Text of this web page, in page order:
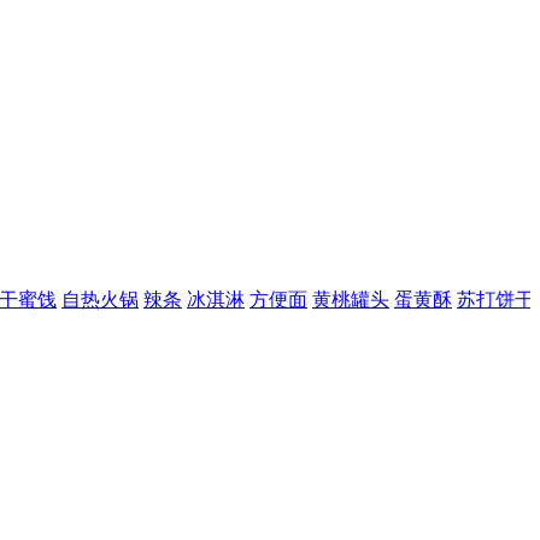
自热火锅 辣条 冰淇淋 方便面 黄桃罐头 蛋黄酥 苏打饼干